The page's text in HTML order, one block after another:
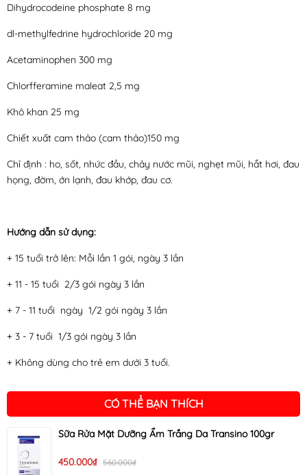
Dihydrocodeine phosphate 8 mg
dl-methylfedrine hydrochloride 20 mg
Acetaminophen 300 mg
Chlorfferamine maleat 2,5 mg
Khô khan 25 mg
Chiết xuất cam thảo (cam thảo)150 mg
Chỉ định : ho, sốt, nhức đầu, chảy nước mũi, nghẹt mũi, hắt hơi, đau
họng, đờm, ớn lạnh, đau khớp, đau cơ.
Hướng dẫn sử dụng:
+ 15 tuổi trở lên: Mỗi lần 1 gói, ngày 3 lần
+ 11 - 15 tuổi 2/3 gói ngày 3 lần
+ 7 - 11 tuổi ngày 1/2 gói ngày 3 lần
+ 3 - 7 tuổi 1/3 gói ngày 3 lần
+ Không dùng cho trẻ em dưới 3 tuổi.
CÓ THỂ BẠN THÍCH
Sữa Rửa Mặt Dưỡng Ẩm Trắng Da Transino 100gr
450.000₫ 560.000₫